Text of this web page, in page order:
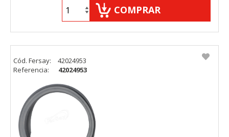
COMPRAR
Cód. Fersay:
42024953
Referencia:
42024953